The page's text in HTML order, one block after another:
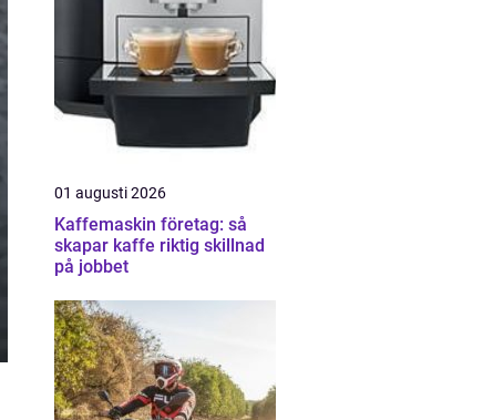
01 augusti 2026
Kaffemaskin företag: så
skapar kaffe riktig skillnad
på jobbet